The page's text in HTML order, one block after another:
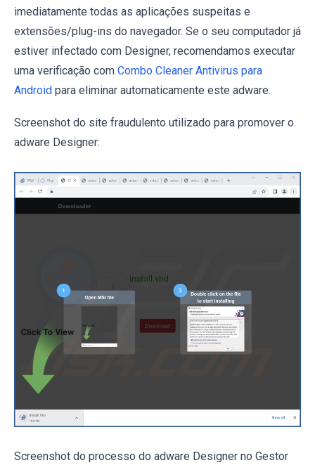
imediatamente todas as aplicações suspeitas e
extensões/plug-ins do navegador. Se o seu computador já
estiver infectado com Designer, recomendamos executar
uma verificação com Combo Cleaner Antivirus para
Android para eliminar automaticamente este adware.
Screenshot do site fraudulento utilizado para promover o
adware Designer:
Screenshot do processo do adware Designer no Gestor